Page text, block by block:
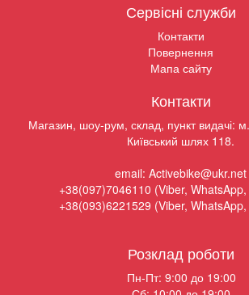
Сервісні служби
Контакти
Повернення
Мапа сайту
Контакти
Магазин, шоу-рум, склад, пункт видачі:
Київський шлях 118.
email: Activebike@ukr.net
+38(097)7046110 (Viber,
+38(093)6221529 (Viber,
Розклад роботи
Пн-Пт: 9:00 до 19:00